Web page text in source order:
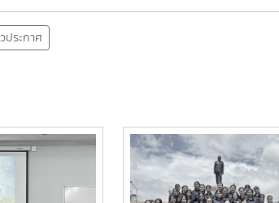
ประกาศ